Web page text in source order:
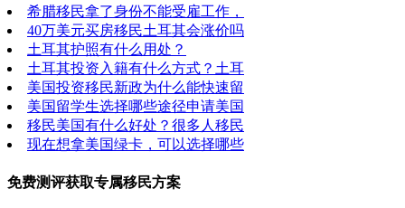
希腊移民拿了身份不能受雇工作，
40万美元买房移民土耳其会涨价吗
土耳其护照有什么用处？
土耳其投资入籍有什么方式？土耳
美国投资移民新政为什么能快速留
美国留学生选择哪些途径申请美国
移民美国有什么好处？很多人移民
现在想拿美国绿卡，可以选择哪些
免费测评获取专属移民方案